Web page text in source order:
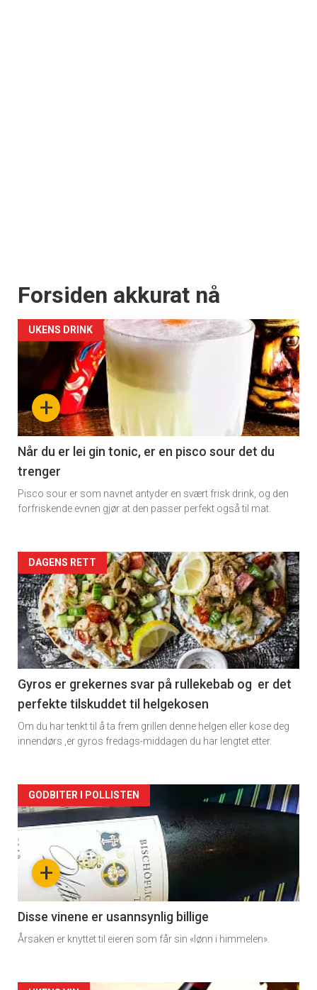
Forsiden akkurat nå
+
UKENS DRINK
Når du er lei gin tonic, er en pisco sour det du
trenger
Pisco sour er som navnet antyder en svært frisk drink, og den
forfriskende evnen gjør at den passer perfekt også til mat.
Forsiden
akkurat
nå
-
2
DAGENS RETT
Gyros er grekernes svar på rullekebab og er det
perfekte tilskuddet til helgekosen
Om du har tenkt til å ta frem grillen denne helgen eller kose deg
innendørs ,er gyros fredags-middagen du har lengtet etter.
Forsiden
akkurat
nå
3
+
GODBITER I POLLISTEN
Disse vinene er usannsynlig billige
Årsaken er knyttet til eieren som får sin «lønn i himmelen».